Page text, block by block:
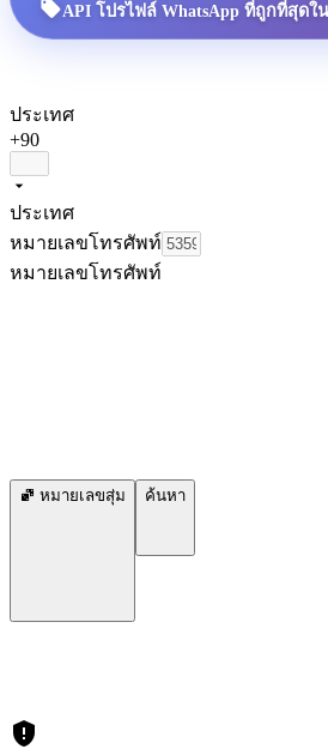
API โปรไฟล์ WhatsApp ที่ถูกที่สุดใ
ประเทศ
+90
ประเทศ
หมายเลขโทรศัพท์
หมายเลขโทรศัพท์
หมายเลขสุ่ม ค้นหา